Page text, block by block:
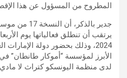
المطروح من المسؤول عن هذا
جدير بالذكر،
2024، وذلك بحضور دولة
الأبرز لمؤسسة “أموكار طانطان”
لدى منظمة اليونسكو كتراث لا مادي